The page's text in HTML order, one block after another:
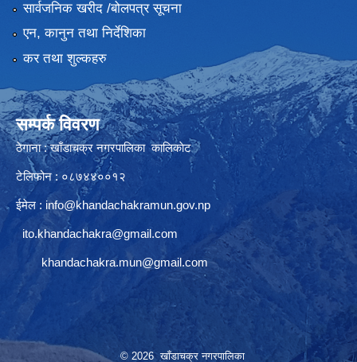
सार्वजनिक खरीद /बोलपत्र सूचना
एन, कानुन तथा निर्देशिका
कर तथा शुल्कहरु
सम्पर्क विवरण
ठेगाना : खाँडाचक्र नगरपालिका कालिकाेट
टेलिफोन : ०८७४४००१२
ईमेल : info@khandachakramun.gov.np
ito.khandachakra@gmail.com
khandachakra.mun@gmail.com
© 2026 खाँडाचक्र नगरपालिका